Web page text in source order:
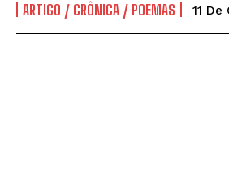
ARTIGO / CRÔNICA / POEMAS 11